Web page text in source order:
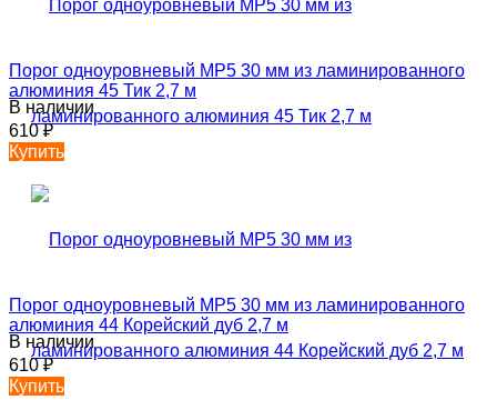
Порог одноуровневый MP5 30 мм из ламинированного
алюминия 45 Тик 2,7 м
В наличии
610₽
Купить
Порог одноуровневый MP5 30 мм из ламинированного
алюминия 44 Корейский дуб 2,7 м
В наличии
610₽
Купить